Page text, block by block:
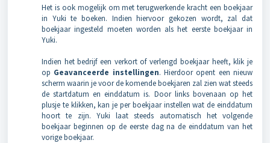
Het is ook mogelijk om met terugwerkende kracht een boekjaar
in Yuki te boeken. Indien hiervoor gekozen wordt, zal dat
boekjaar ingesteld moeten worden als het eerste boekjaar in
Yuki.
Indien het bedrijf een verkort of verlengd boekjaar heeft, klik je
op Geavanceerde instellingen. Hierdoor opent een nieuw
scherm waarin je voor de komende boekjaren zal zien wat steeds
de startdatum en einddatum is. Door links bovenaan op het
plusje te klikken, kan je per boekjaar instellen wat de einddatum
hoort te zijn. Yuki laat steeds automatisch het volgende
boekjaar beginnen op de eerste dag na de einddatum van het
vorige boekjaar.